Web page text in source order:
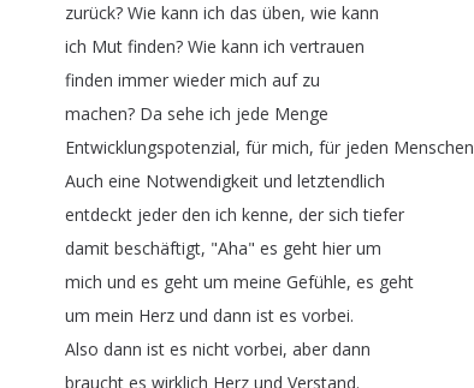
zurück? Wie kann ich das üben, wie kann
ich Mut finden? Wie kann ich vertrauen
finden immer wieder mich auf zu
machen? Da sehe ich jede Menge
Entwicklungspotenzial, für mich, für jeden Menschen
Auch eine Notwendigkeit und letztendlich
entdeckt jeder den ich kenne, der sich tiefer
damit beschäftigt, "Aha" es geht hier um
mich und es geht um meine Gefühle, es geht
um mein Herz und dann ist es vorbei.
Also dann ist es nicht vorbei, aber dann
braucht es wirklich Herz und Verstand.